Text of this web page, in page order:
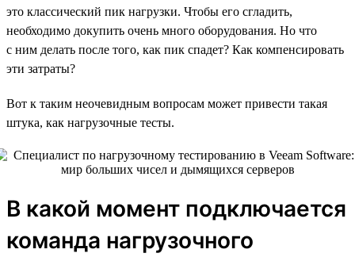
это классический пик нагрузки. Чтобы его сгладить,
необходимо докупить очень много оборудования. Но что
с ним делать после того, как пик спадет? Как компенсировать
эти затраты?
Вот к таким неочевидным вопросам может привести такая
штука, как нагрузочные тесты.
В какой момент подключается
команда нагрузочного